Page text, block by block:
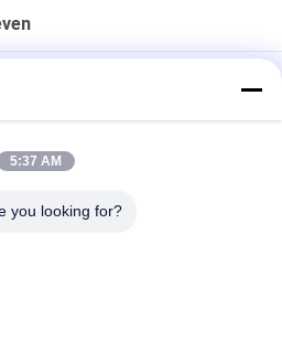
voor het zeven van poeder
met 1-5
5:37 AM
you looking for?